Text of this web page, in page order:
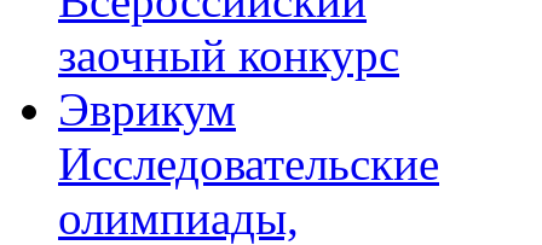
заочный конкурс
Эврикум
Исследовательские
олимпиады,